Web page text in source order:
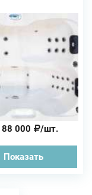
000 /шт.
Показать